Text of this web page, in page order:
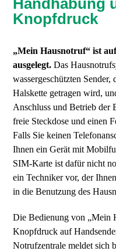
Handhabung
Knopfdruck
„Mein Hausnotruf“ ist
ausgelegt. Das
wassergeschützten
Halskette getragen wird,
Anschluss und Betrieb der
freie Steckdose und einen
Falls Sie keinen
Ihnen ein Gerät mit
SIM-Karte ist dafür nicht
ein Techniker vor, der
in die Benutzung des
Die Bedienung von „Mein
Knopfdruck auf
Notrufzentrale meldet sich